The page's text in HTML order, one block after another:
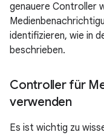
genauere Controller
identifizieren, wie in
beschrieben.
Controller für
verwenden
Es ist wichtig zu